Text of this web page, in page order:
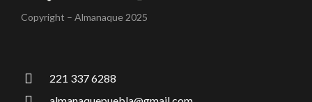
Copyright – Almanaque 2025
221 337 6288